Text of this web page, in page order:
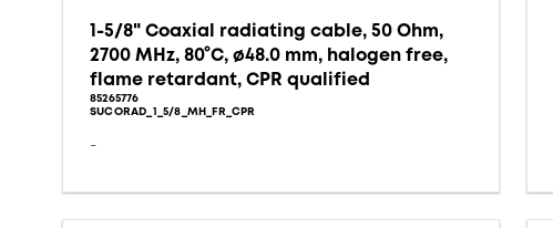
1-5/8" Coaxial radiating cable, 50 Ohm,
2700 MHz, 80°C, ø48.0 mm, halogen free,
flame retardant, CPR qualified
85265776
SUCORAD_1_5/8_MH_FR_CPR
-